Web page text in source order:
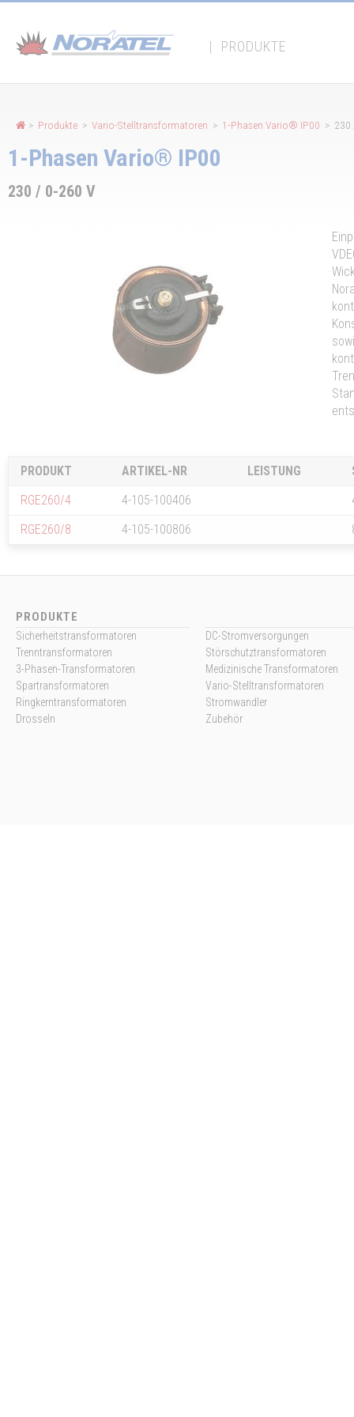
| PRODUKTE
> Produkte > Vario-Stelltransformatoren > 1-Phasen Vario® IP00 > 230
1-Phasen Vario® IP00
230 / 0-260 V
PRODUKT ARTIKEL-NR LEISTUNG
RGE260/4
4-105-100406
RGE260/8
4-105-100806
PRODUKTE
Sicherheitstransformatoren
Trenntransformatoren
3-Phasen-Transformatoren
Spartransformatoren
Ringkerntransformatoren
Drosseln
DC-Stromversorgungen
Störschutztransformatoren
Medizinische Transformatoren
Vario-Stelltransformatoren
Stromwandler
Zubehör
Cookie-Einstellungen